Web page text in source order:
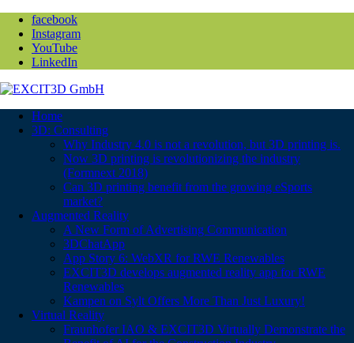
facebook
Instagram
YouTube
LinkedIn
Home
3D: Consulting
Why Industry 4.0 is not a revolution, but 3D printing is.
Now 3D printing is revolutionizing the industry
(Formnext 2018)
Can 3D printing benefit from the growing eSports
market?
Augmented Reality
A New Form of Advertising Communication
3DChatApp
App Story 6: WebXR for RWE Renewables
EXCIT3D develops augmented reality app for RWE
Renewables
Kampen on Sylt Offers More Than Just Luxury!
Virtual Reality
Fraunhofer IAO & EXCIT3D Virtually Demonstrate the